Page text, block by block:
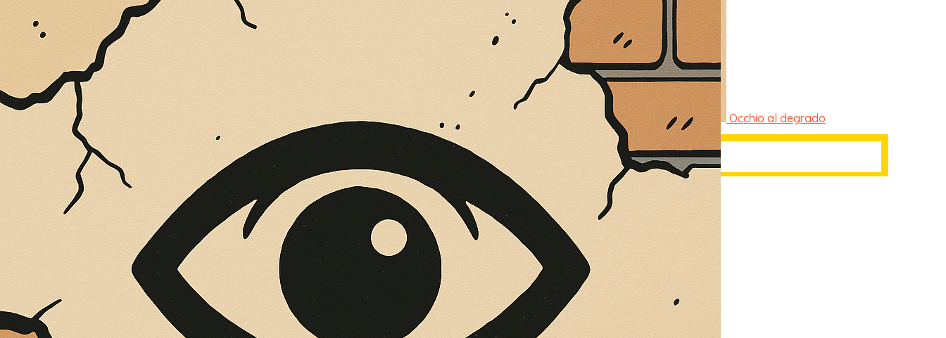
Occhio al degrado
È MORTO MELO FRENI, VIVONO LE OPERE SUE
Antonio Marino 4 Agosto 2026
Cultura e Società
A casa Freni, a pochi passi dal lungomare di Terme Vigliatore, sulle pareti giaccio istantanee,...